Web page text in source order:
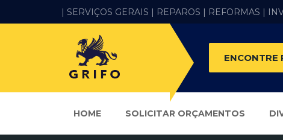
| SERVIÇOS GERAIS | REPAROS | REFORMAS |
ENCONTRE
HOME SOLICITAR ORÇAMENTOS